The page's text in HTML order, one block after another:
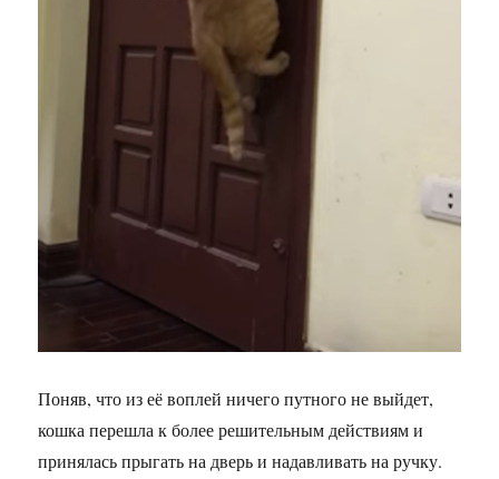
Поняв, что из её воплей ничего путного не выйдет,
кошка перешла к более решительным действиям и
принялась прыгать на дверь и надавливать на ручку.